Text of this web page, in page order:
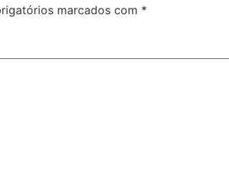
marcados com *